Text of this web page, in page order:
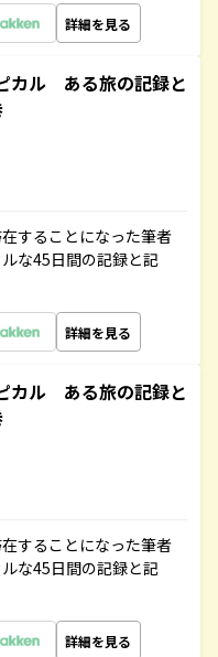
詳細を見る
カル ある旅の記録と
することになった筆者
な45日間の記録と記
詳細を見る
カル ある旅の記録と
することになった筆者
な45日間の記録と記
詳細を見る